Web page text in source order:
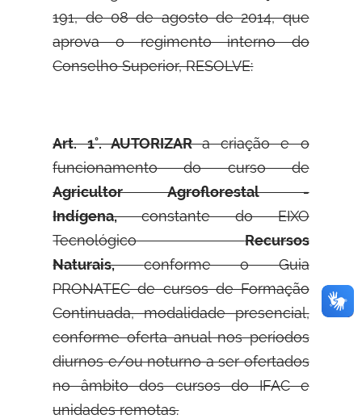
191, de 08 de agosto de 2014, que
aprova o regimento interno do
Conselho Superior, RESOLVE:
Art. 1°. AUTORIZARa criação e o
funcionamento do curso de
Agricultor Agroflorestal -
Indígena,constante do EIXO
TecnológicoRecursos
Naturais,conforme o Guia
PRONATEC de cursos de Formação
Continuada, modalidade presencial,
conforme oferta anual nos períodos
diurnos e/ou noturno a ser ofertados
no âmbito dos cursos do IFAC e
unidades remotas.